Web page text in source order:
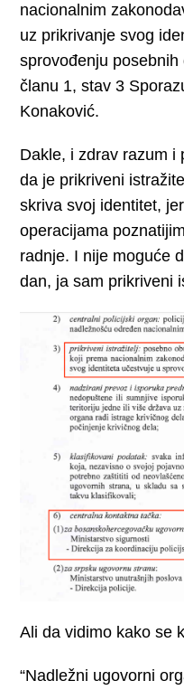
nacionalnim
uz prikrivanje svog
sprovođenju posebnih
članu 1, stav 3
Konaković.
Dakle, i zdrav razum i
da je prikriveni
skriva svoj identitet,
operacijama
radnje. I nije moguće
dan, ja sam prikriveni
Ali da vidimo kako se
“Nadležni ugovorni